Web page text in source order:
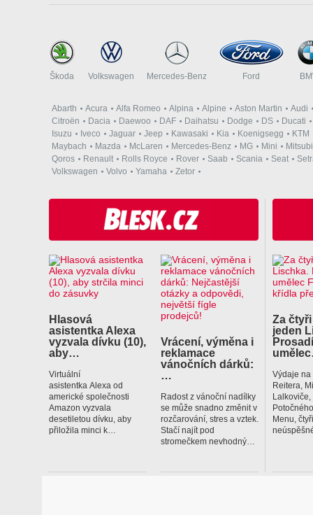
Škoda Volkswagen Mercedes-Benz Ford
Abarth Acura Alfa Romeo Alpina Alpine Aston Martin
Audi
Citroën
Dacia Daewoo DAF Daihatsu Dodge DS
Ducati
Isuzu
Iveco Jaguar Jeep Kawasaki Kia Koenigsegg
KTM
Maybach
Mazda McLaren Mercedes-Benz MG Mini
Qoros
Renault Rolls Royce Rover Saab Scania Seat
Volkswagen
Volvo Yamaha Zetor
Hlasová
asistentka Alexa
vyzvala dívku (10),
aby…
Virtuální
asistentka Alexa od
americké společnosti
Amazon vyzvala
desetiletou dívku, aby
přiložila minci k…
Vrácení, výměna i
reklamace
vánočních dárků:
Radost z vánoční nadílky
se může snadno změnit v
rozčarování, stres a vztek.
Stačí najít pod
stromečkem nevhodný…
Za
jeden
Výdaje na
Reitera,
Menu,